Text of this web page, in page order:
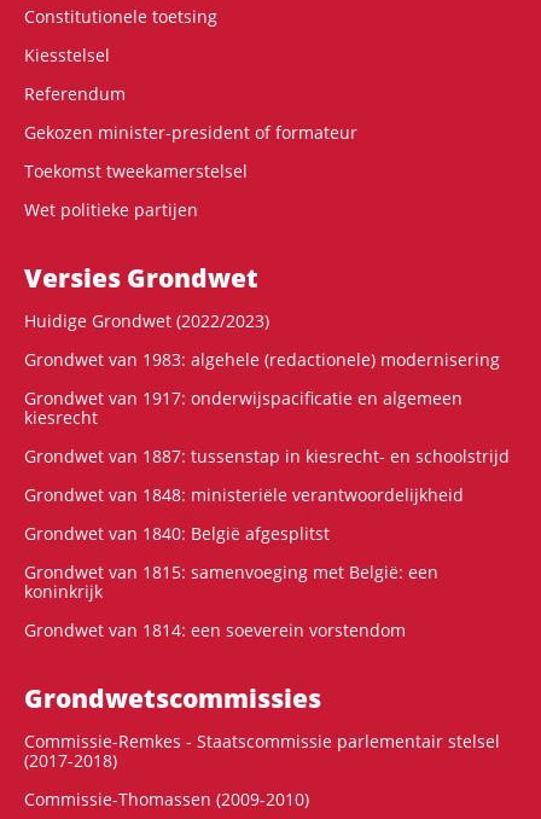
Constitutionele toetsing
Kiesstelsel
Referendum
Gekozen minister-president of formateur
Toekomst tweekamerstelsel
Wet politieke partijen
Versies Grondwet
Huidige Grondwet (2022/2023)
Grondwet van 1983: algehele (redactionele) modernisering
Grondwet van 1917: onderwijspacificatie en algemeen
kiesrecht
Grondwet van 1887: tussenstap in kiesrecht- en schoolstrijd
Grondwet van 1848: ministeriële verantwoordelijkheid
Grondwet van 1840: België afgesplitst
Grondwet van 1815: samenvoeging met België: een
koninkrijk
Grondwet van 1814: een soeverein vorstendom
Grondwets­commissies
Commissie-Remkes - Staatscommissie parlementair stelsel
(2017-2018)
Commissie-Thomassen (2009-2010)